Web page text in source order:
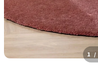
1 /